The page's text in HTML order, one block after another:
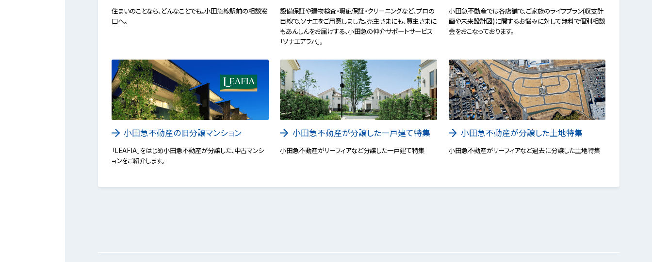
住まいのことなら、どんなことでも。小田急線駅前の相談窓
口へ。
設備保証や建物検査・瑕疵保証・クリーニングなど、プロの
目線で、ソナエをご用意しました。売主さまにも、買主さまに
もあんしんをお届けする、小田急の仲介サポートサービス
「ソナエアラバ」。
小田急不動産では各店舗で、ご家族のライフプラン(収支計
画や未来設計図)に関するお悩みに対して無料で個別相談
会をおこなっております。
小田急不動産の旧分譲マンション
「LEAFIA」をはじめ小田急不動産が分譲した、中古マンシ
ョンをご紹介します。
小田急不動産が分譲した一戸建て特集
小田急不動産がリーフィアなど分譲した一戸建て特集
小田急不動産が分譲した土地特集
小田急不動産がリーフィアなど過去に分譲した土地特集